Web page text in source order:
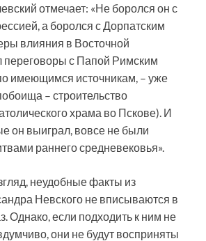
отмечает: «Не боролся он с
а боролся с Дорпатским
влияния в Восточной
переговоры с Папой Римским
имеющимся источникам, – уже
– строительство
храма во Пскове). И
он выиграл, вовсе не были
раннего средневековья».
неудобные факты из
Невского не вписываются в
Однако, если подходить к ним не
они не будут восприняты